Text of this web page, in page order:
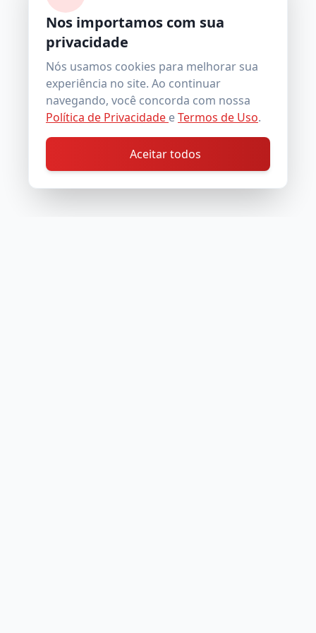
Nos importamos com sua
privacidade
Nós usamos cookies para melhorar sua
experiência no site. Ao continuar
navegando, você concorda com nossa
Política de Privacidade eTermos de Uso.
Aceitar todos